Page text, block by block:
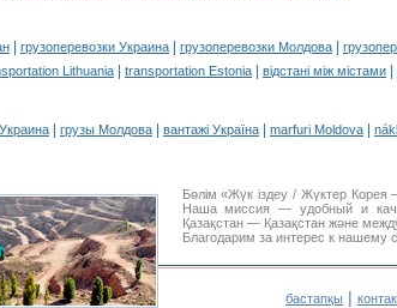
грузоперевозки Украина грузоперевозки Молдова
Lithuania transportation Estonia відстані між містами
грузы Молдова вантажі Україна marfuri Moldova
Бөлім «Жүк іздеу / Жүктер
Наша миссия — удобный и
Қазақстан — Қазақстан және
Благодарим за интерес к нашему
бастапқы |